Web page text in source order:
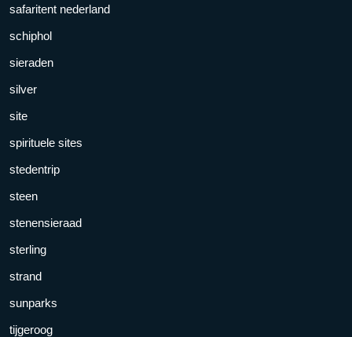
safaritent nederland
schiphol
sieraden
silver
site
spirituele sites
stedentrip
steen
stenensieraad
sterling
strand
sunparks
tijgeroog